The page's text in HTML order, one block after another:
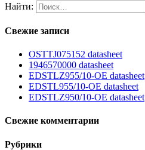
Найти:
Свежие записи
OSTTJ075152 datasheet
1946570000 datasheet
EDSTLZ955/10-OE datasheet
EDSTL955/10-OE datasheet
EDSTLZ950/10-OE datasheet
Свежие комментарии
Рубрики